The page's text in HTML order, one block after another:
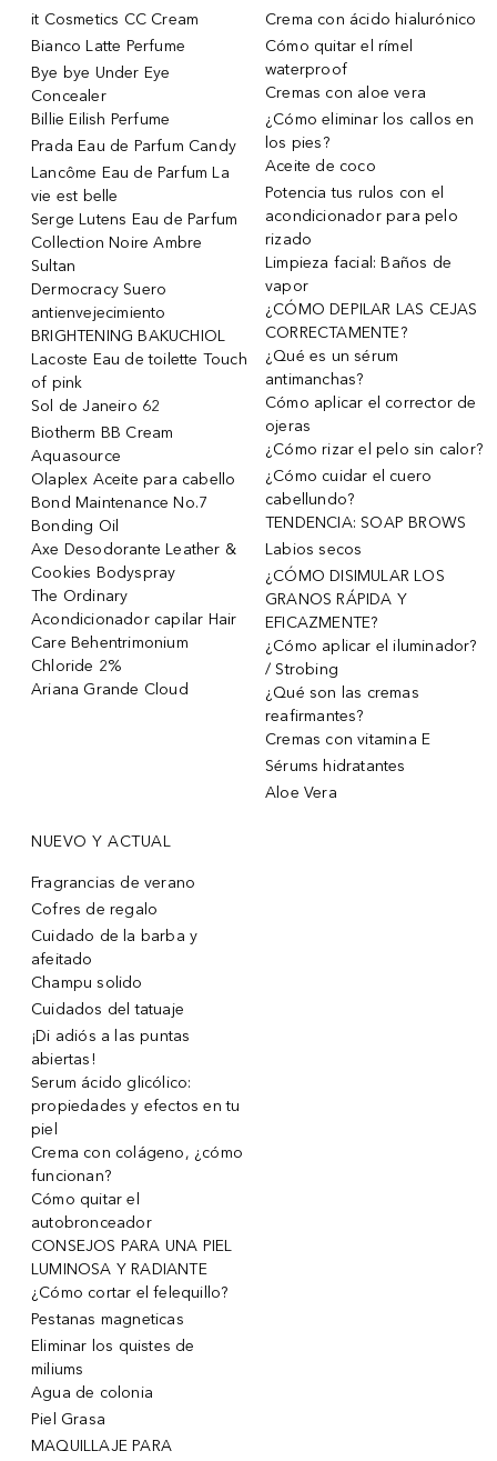
it Cosmetics CC Cream
Bianco Latte Perfume
Bye bye Under Eye
Concealer
Billie Eilish Perfume
Prada Eau de Parfum Candy
Lancôme Eau de Parfum La
vie est belle
Serge Lutens Eau de Parfum
Collection Noire Ambre
Sultan
Dermocracy Suero
antienvejecimiento
BRIGHTENING BAKUCHIOL
Lacoste Eau de toilette Touch
of pink
Sol de Janeiro 62
Biotherm BB Cream
Aquasource
Olaplex Aceite para cabello
Bond Maintenance No.7
Bonding Oil
Axe Desodorante Leather &
Cookies Bodyspray
The Ordinary
Acondicionador capilar Hair
Care Behentrimonium
Chloride 2%
Ariana Grande Cloud
Crema con ácido hialurónico
Cómo quitar el rímel
waterproof
Cremas con aloe vera
¿Cómo eliminar los callos en
los pies?
Aceite de coco
Potencia tus rulos con el
acondicionador para pelo
rizado
Limpieza facial: Baños de
vapor
¿CÓMO DEPILAR LAS CEJAS
CORRECTAMENTE?
¿Qué es un sérum
antimanchas?
Cómo aplicar el corrector de
ojeras
¿Cómo rizar el pelo sin calor?
¿Cómo cuidar el cuero
cabellundo?
TENDENCIA: SOAP BROWS
Labios secos
¿CÓMO DISIMULAR LOS
GRANOS RÁPIDA Y
EFICAZMENTE?
¿Cómo aplicar el iluminador?
/ Strobing
¿Qué son las cremas
reafirmantes?
Cremas con vitamina E
Sérums hidratantes
Aloe Vera
NUEVO Y ACTUAL
Fragrancias de verano
Cofres de regalo
Cuidado de la barba y
afeitado
Champu solido
Cuidados del tatuaje
¡Di adiós a las puntas
abiertas!
Serum ácido glicólico:
propiedades y efectos en tu
piel
Crema con colágeno, ¿cómo
funcionan?
Cómo quitar el
autobronceador
CONSEJOS PARA UNA PIEL
LUMINOSA Y RADIANTE
¿Cómo cortar el felequillo?
Pestanas magneticas
Eliminar los quistes de
miliums
Agua de colonia
Piel Grasa
MAQUILLAJE PARA